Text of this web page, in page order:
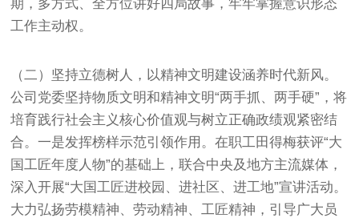
期，多方式、全方位讲好四局故事，牢牢掌握意识形态
工作主动权。
（二）坚持立德树人，以精神文明建设涵养时代新风。
公司党委坚持物质文明和精神文明“两手抓、两手硬”，将
培育践行社会主义核心价值观与树立正确政绩观紧密结
合。一是发挥榜样示范引领作用。在职工田得梅获评“大
国工匠年度人物”的基础上，联合中央及地方主流媒体，
深入开展“大国工匠进校园、进社区、进工地”宣讲活动。
大力弘扬劳模精神、劳动精神、工匠精神，引导广大员